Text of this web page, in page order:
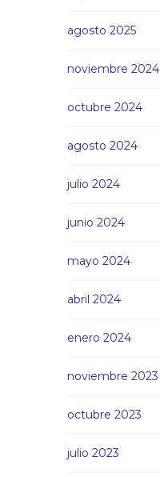
agosto 2025
noviembre 2024
octubre 2024
agosto 2024
julio 2024
junio 2024
mayo 2024
abril 2024
enero 2024
noviembre 2023
octubre 2023
julio 2023